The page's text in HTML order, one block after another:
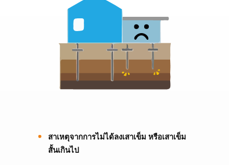
สาเหตุจากการไม่ได้ลงเสาเข็ม หรือเสาเข็ม
สั้นเกินไป